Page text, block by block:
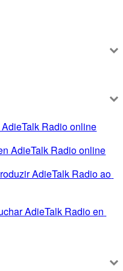
Radio online
AdieTalk Radio online
AdieTalk Radio ao
AdieTalk Radio en